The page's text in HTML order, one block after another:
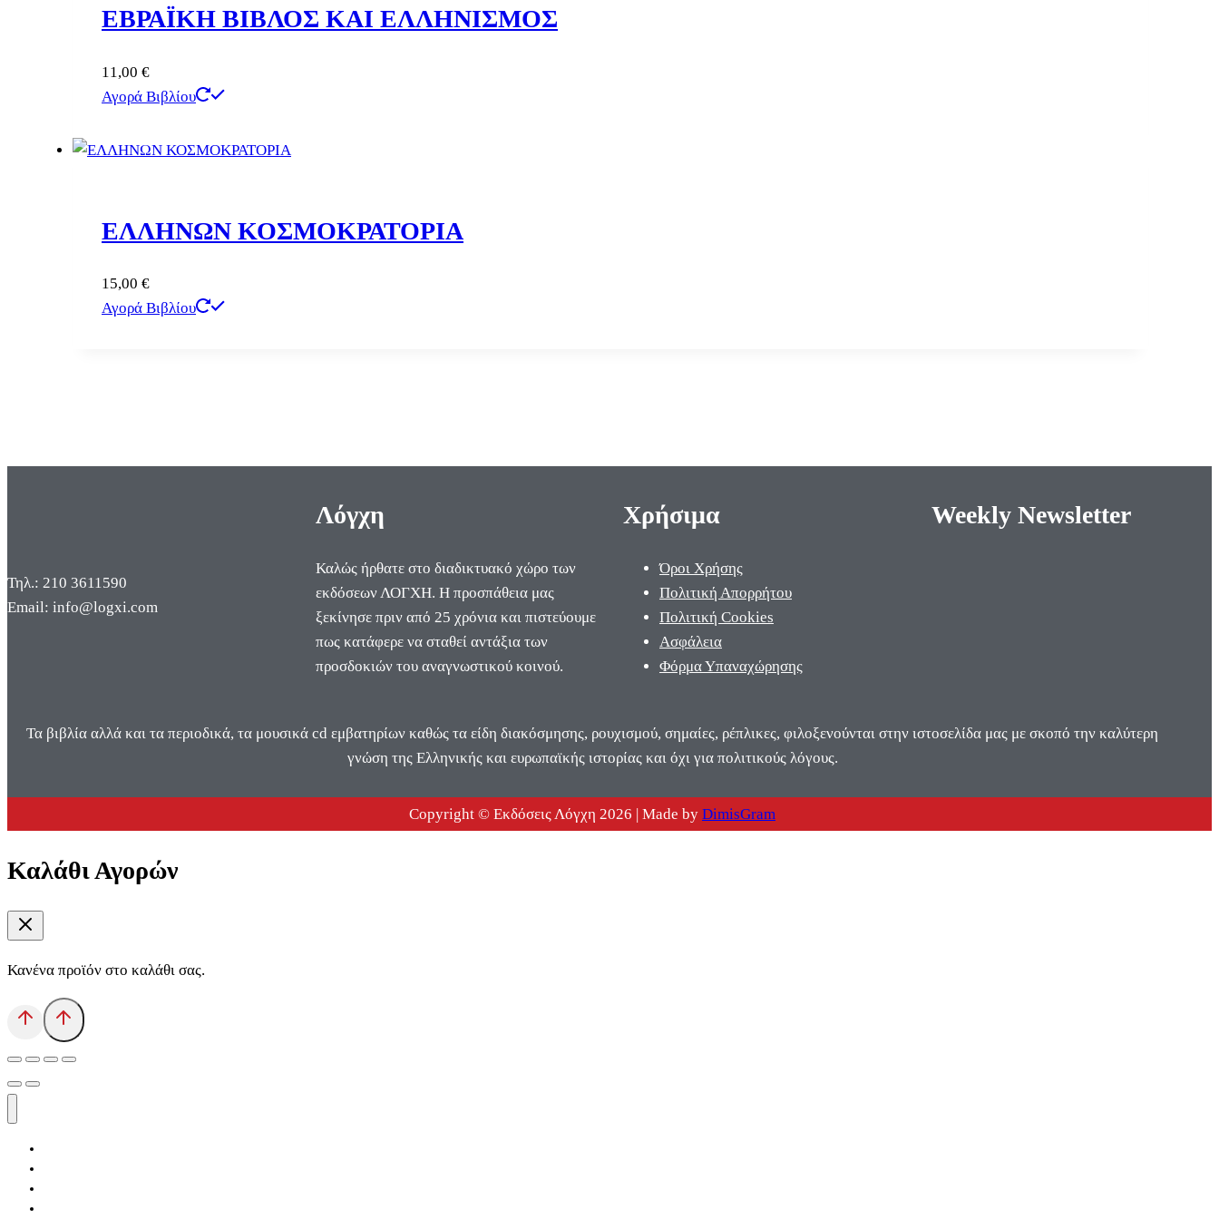
ΕΒΡΑΪΚΗ ΒΙΒΛΟΣ ΚΑΙ ΕΛΛΗΝΙΣΜΟΣ
11,00 €
Αγορά Βιβλίου
ΕΛΛΗΝΩΝ ΚΟΣΜΟΚΡΑΤΟΡΙΑ
15,00 €
Αγορά Βιβλίου
Τηλ.: 210 3611590
Email: info@logxi.com
Λόγχη
Καλώς ήρθατε στο διαδικτυακό χώρο των
εκδόσεων ΛΟΓΧΗ. Η προσπάθεια μας
ξεκίνησε πριν από 25 χρόνια και πιστεύουμε
πως κατάφερε να σταθεί αντάξια των
προσδοκιών του αναγνωστικού κοινού.
Χρήσιμα
Όροι Χρήσης
Πολιτική Απορρήτου
Πολιτική Cookies
Ασφάλεια
Φόρμα Υπαναχώρησης
Weekly Newsletter
Τα βιβλία αλλά και τα περιοδικά, τα μουσικά cd εμβατηρίων καθώς τα είδη διακόσμησης, ρουχισμού, σημαίες, ρέπλικες, φιλοξενούνται στην ιστοσελίδα μας με σκοπό την καλύτερη
γνώση της Ελληνικής και ευρωπαϊκής ιστορίας και όχι για πολιτικούς λόγους.
Copyright © Εκδόσεις Λόγχη 2026 | Made by DimisGram
Καλάθι Αγορών
Κανένα προϊόν στο καλάθι σας.